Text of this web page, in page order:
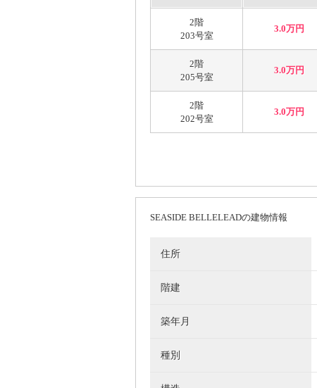
2階
203号室
3.0万円
2階
205号室
3.0万円
2階
202号室
3.0万円
SEASIDE BELLELEADの建物情報
住所
階建
築年月
種別